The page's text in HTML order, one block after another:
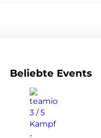
Beliebte Events